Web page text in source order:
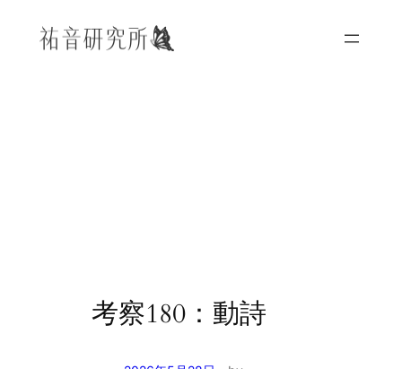
考察180：動詩